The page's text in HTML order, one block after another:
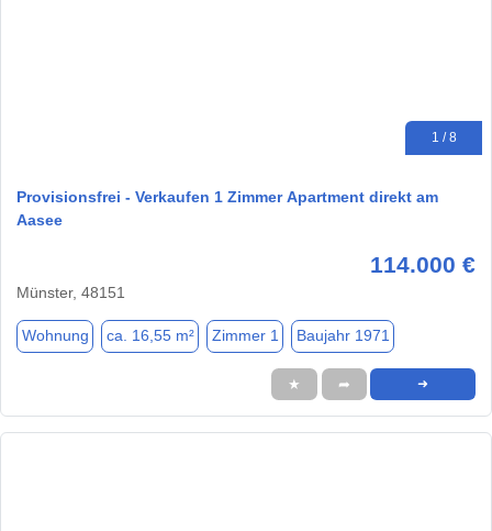
1 / 8
Provisionsfrei - Verkaufen 1 Zimmer Apartment direkt am
Aasee
114.000 €
Münster, 48151
Wohnung ca. 16,55 m² Zimmer 1 Baujahr 1971
★ ➦ ➜